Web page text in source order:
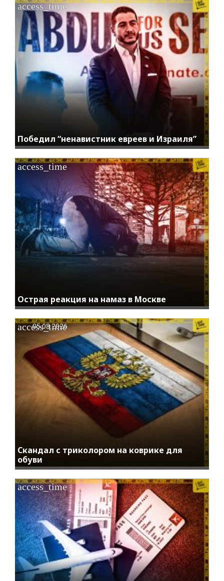
Победил “ненавистник евреев и Израиля”
access_time
Острая реакция на намаз в Москве
access_time
Скандал с триколором на коврике для
обуви
access_time
05.08.2026
access_time